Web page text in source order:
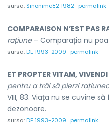
sursa: Sinonime82 1982 permalink
COMPARAISON N’EST PAS
rațiune– Comparația nu
sursa:DE 1993-2009 permalink
ET PROPTER VITAM, VIVENDI
pentru a trăi să pierzi
VIII, 83. Viața nu se cuvine
dezonoare.
sursa:DE 1993-2009 permalink